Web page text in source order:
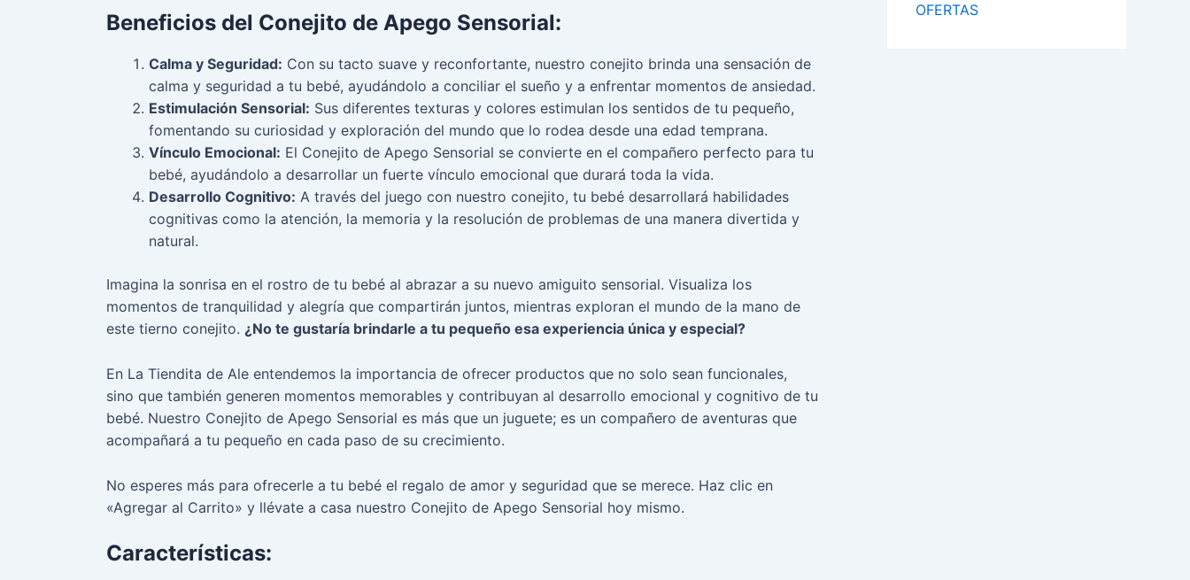
Beneficios del Conejito de Apego Sensorial:
Calma y Seguridad: Con su tacto suave y reconfortante, nuestro conejito brinda una sensación de
calma y seguridad a tu bebé, ayudándolo a conciliar el sueño y a enfrentar momentos de ansiedad.
Estimulación Sensorial: Sus diferentes texturas y colores estimulan los sentidos de tu pequeño,
fomentando su curiosidad y exploración del mundo que lo rodea desde una edad temprana.
Vínculo Emocional: El Conejito de Apego Sensorial se convierte en el compañero perfecto para tu
bebé, ayudándolo a desarrollar un fuerte vínculo emocional que durará toda la vida.
Desarrollo Cognitivo: A través del juego con nuestro conejito, tu bebé desarrollará habilidades
cognitivas como la atención, la memoria y la resolución de problemas de una manera divertida y
natural.
Imagina la sonrisa en el rostro de tu bebé al abrazar a su nuevo amiguito sensorial. Visualiza los
momentos de tranquilidad y alegría que compartirán juntos, mientras exploran el mundo de la mano de
este tierno conejito. ¿No te gustaría brindarle a tu pequeño esa experiencia única y especial?
En La Tiendita de Ale entendemos la importancia de ofrecer productos que no solo sean funcionales,
sino que también generen momentos memorables y contribuyan al desarrollo emocional y cognitivo de tu
bebé. Nuestro Conejito de Apego Sensorial es más que un juguete; es un compañero de aventuras que
acompañará a tu pequeño en cada paso de su crecimiento.
No esperes más para ofrecerle a tu bebé el regalo de amor y seguridad que se merece. Haz clic en
«Agregar al Carrito» y llévate a casa nuestro Conejito de Apego Sensorial hoy mismo.
Características:
OFERTAS